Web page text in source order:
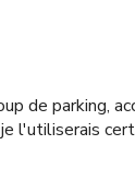
de parking,
l'utiliserais